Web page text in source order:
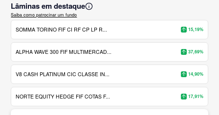
Lâminas em destaque
Saiba como patrocinar um fundo
SOMMA TORINO FIF CI RF CP LP R... 15,19%
ALPHA WAVE 300 FIF MULTIMERCAD... 37,69%
V8 CASH PLATINUM CIC CLASSE IN... 14,90%
NORTE EQUITY HEDGE FIF COTAS F... 17,91%